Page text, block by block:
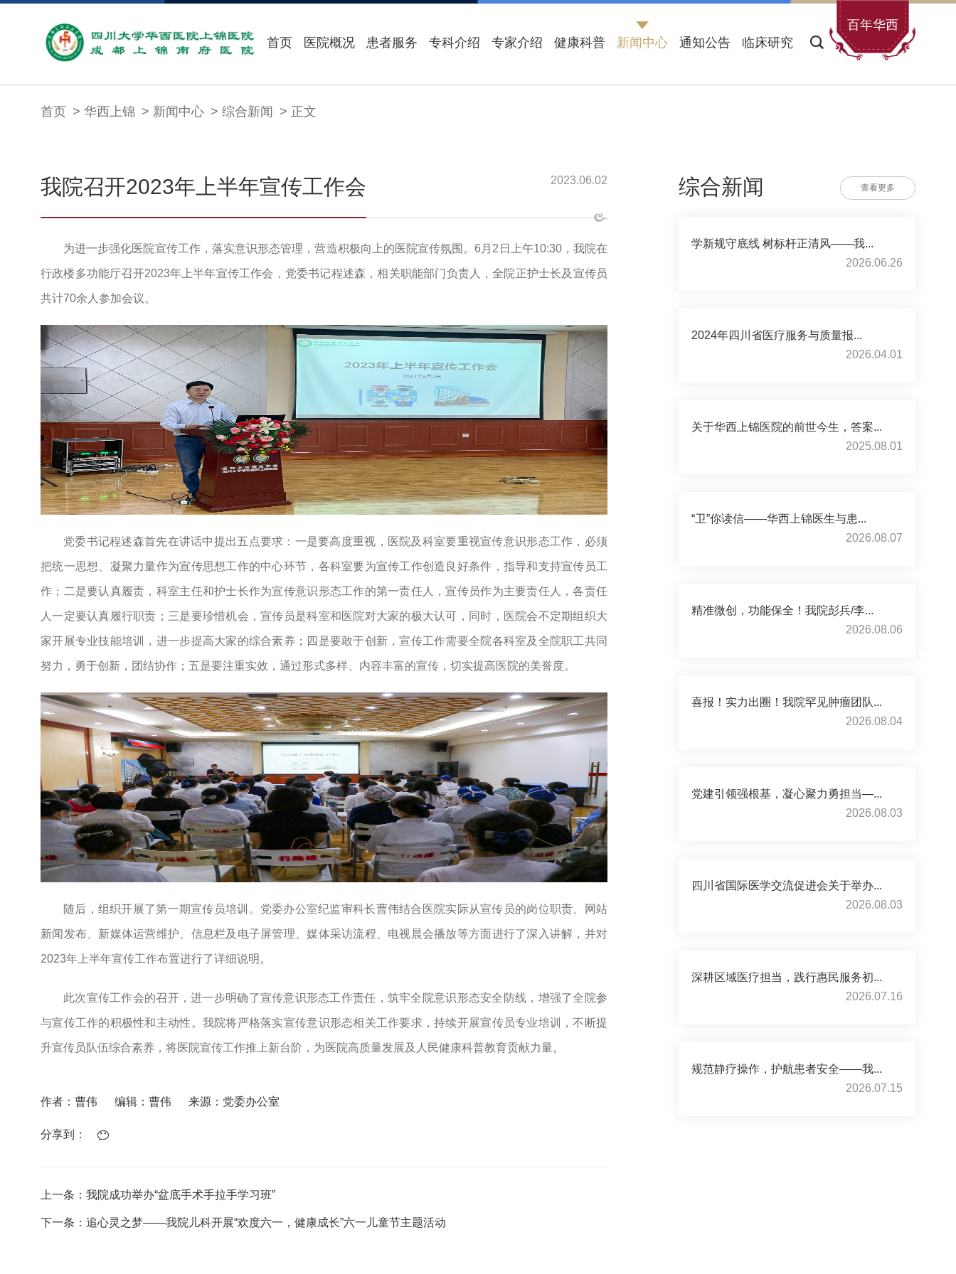
百年华西
首页
医院概况 患者服务 专科介绍 专家介绍 健康科普 新闻中心 通知公告 临床研究
首页 华西上锦 新闻中心 综合新闻 正文
我院召开2023年上半年宣传工作会 2023.06.02
为进一步强化医院宣传工作，落实意识形态管理，营造积极向上的医院宣传氛围。6月2日上午10:30，我院在
行政楼多功能厅召开2023年上半年宣传工作会，党委书记程述森，相关职能部门负责人，全院正护士长及宣传员
共计70余人参加会议。
党委书记程述森首先在讲话中提出五点要求：一是要高度重视，医院及科室要重视宣传意识形态工作，必须
把统一思想、凝聚力量作为宣传思想工作的中心环节，各科室要为宣传工作创造良好条件，指导和支持宣传员工
作；二是要认真履责，科室主任和护士长作为宣传意识形态工作的第一责任人，宣传员作为主要责任人，各责任
人一定要认真履行职责；三是要珍惜机会，宣传员是科室和医院对大家的极大认可，同时，医院会不定期组织大
家开展专业技能培训，进一步提高大家的综合素养；四是要敢于创新，宣传工作需要全院各科室及全院职工共同
努力，勇于创新，团结协作；五是要注重实效，通过形式多样、内容丰富的宣传，切实提高医院的美誉度。
随后，组织开展了第一期宣传员培训。党委办公室纪监审科长曹伟结合医院实际从宣传员的岗位职责、网站
新闻发布、新媒体运营维护、信息栏及电子屏管理、媒体采访流程、电视晨会播放等方面进行了深入讲解，并对
2023年上半年宣传工作布置进行了详细说明。
此次宣传工作会的召开，进一步明确了宣传意识形态工作责任，筑牢全院意识形态安全防线，增强了全院参
与宣传工作的积极性和主动性。我院将严格落实宣传意识形态相关工作要求，持续开展宣传员专业培训，不断提
升宣传员队伍综合素养，将医院宣传工作推上新台阶，为医院高质量发展及人民健康科普教育贡献力量。
作者：曹伟 编辑：曹伟 来源：党委办公室
分享到：
上一条：我院成功举办“盆底手术手拉手学习班”
下一条：追心灵之梦——我院儿科开展“欢度六一，健康成长”六一儿童节主题活动
综合新闻 查看更多
学新规守底线 树标杆正清风——我...
2026.06.26
2024年四川省医疗服务与质量报...
2026.04.01
关于华西上锦医院的前世今生，答案...
2025.08.01
“卫”你读信——华西上锦医生与患...
2026.08.07
精准微创，功能保全！我院彭兵/李...
2026.08.06
喜报！实力出圈！我院罕见肿瘤团队...
2026.08.04
党建引领强根基，凝心聚力勇担当—...
2026.08.03
四川省国际医学交流促进会关于举办...
2026.08.03
深耕区域医疗担当，践行惠民服务初...
2026.07.16
规范静疗操作，护航患者安全——我...
2026.07.15